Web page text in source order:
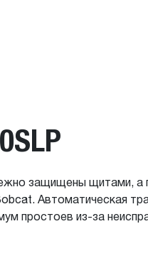
защищены щитами, а
Автоматическая
простоев из-за